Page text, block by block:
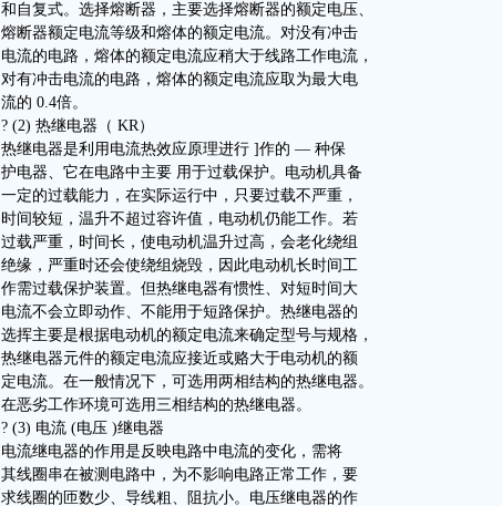
和自复式。选择熔断器，主要选择熔断器的额定电压、
熔断器额定电流等级和熔体的额定电流。对没有冲击
电流的电路，熔体的额定电流应稍大于线路工作电流，
对有冲击电流的电路，熔体的额定电流应取为最大电
流的 0.4倍。
? (2) 热继电器（ KR）
热继电器是利用电流热效应原理进行 ]作的 — 种保
护电器、它在电路中主要 用于过载保护。电动机具备
一定的过载能力，在实际运行中，只要过载不严重，
时间较短，温升不超过容许值，电动机仍能工作。若
过载严重，时间长，使电动机温升过高，会老化绕组
绝缘，严重时还会使绕组烧毁，因此电动机长时间工
作需过载保护装置。但热继电器有惯性、对短时间大
电流不会立即动作、不能用于短路保护。热继电器的
选挥主要是根据电动机的额定电流来确定型号与规格，
热继电器元件的额定电流应接近或赂大于电动机的额
定电流。在一般情况下，可选用两相结构的热继电器。
在恶劣工作环境可选用三相结构的热继电器。
? (3) 电流 (电压 )继电器
电流继电器的作用是反映电路中电流的变化，需将
其线圈串在被测电路中，为不影响电路正常工作，要
求线圈的匝数少、导线粗、阻抗小。电压继电器的作